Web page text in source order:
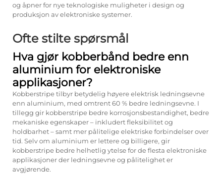
og åpner for nye teknologiske muligheter i design og
produksjon av elektroniske systemer.
Ofte stilte spørsmål
Hva gjør kobberbånd bedre enn
aluminium for elektroniske
applikasjoner?
Kobberstripe tilbyr betydelig høyere elektrisk ledningsevne
enn aluminium, med omtrent 60 % bedre ledningsevne. I
tillegg gir kobberstripe bedre korrosjonsbestandighet, bedre
mekaniske egenskaper – inkludert fleksibilitet og
holdbarhet – samt mer pålitelige elektriske forbindelser over
tid. Selv om aluminium er lettere og billigere, gir
kobberstripe bedre helhetlig ytelse for de flesta elektroniske
applikasjoner der ledningsevne og pålitelighet er
avgjørende.